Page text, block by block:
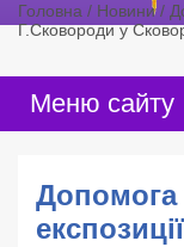
Головна / Новини /
Г.Сковороди у
Меню сайту
Допомога